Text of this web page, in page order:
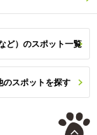
ど）のスポット一覧
のスポットを探す